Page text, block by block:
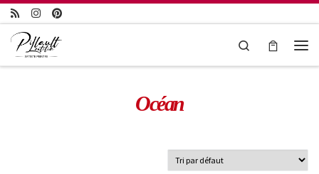
Passer au contenu
Search
Océan